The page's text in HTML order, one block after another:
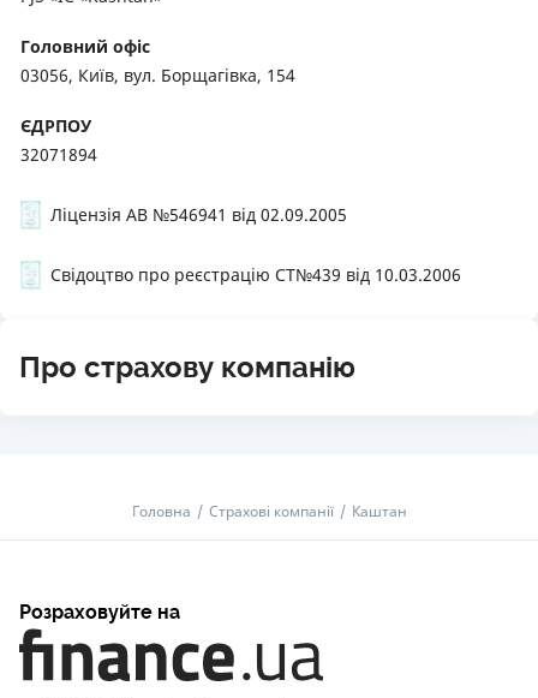
Головний офіс
03056, Київ, вул. Борщагівка, 154
ЄДРПОУ
32071894
Ліцензія АВ №546941 від 02.09.2005
Свідоцтво про реєстрацію СТ№439 від 10.03.2006
Про страхову компанію
Головна Страхові компанії Каштан
Розраховуйте на